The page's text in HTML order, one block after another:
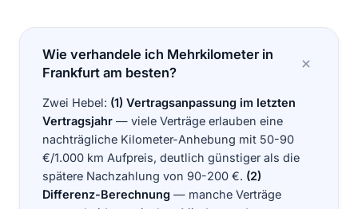
Wie verhandele ich Mehrkilometer in
Frankfurt am besten?
Zwei Hebel: (1) Vertragsanpassung im letzten
Vertragsjahr — viele Verträge erlauben eine
nachträgliche Kilometer-Anhebung mit 50-90
€/1.000 km Aufpreis, deutlich günstiger als die
spätere Nachzahlung von 90-200 €. (2)
Differenz-Berechnung — manche Verträge